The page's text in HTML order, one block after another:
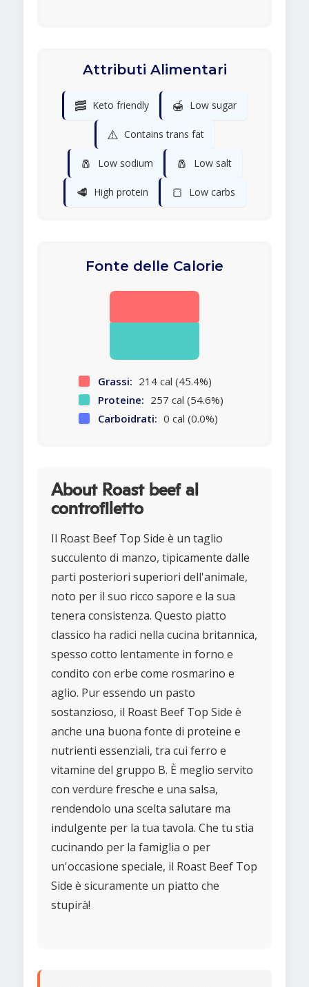
Attributi Alimentari
🥓 Keto friendly 🍯 Low sugar
⚠️ Contains trans fat
🧂 Low sodium 🧂 Low salt
🥩 High protein 🍞 Low carbs
Fonte delle Calorie
Grassi: 214 cal (45.4%)
Proteine: 257 cal (54.6%)
Carboidrati: 0 cal (0.0%)
About Roast beef al
controfiletto
Il Roast Beef Top Side è un taglio
succulento di manzo, tipicamente dalle
parti posteriori superiori dell'animale,
noto per il suo ricco sapore e la sua
tenera consistenza. Questo piatto
classico ha radici nella cucina britannica,
spesso cotto lentamente in forno e
condito con erbe come rosmarino e
aglio. Pur essendo un pasto
sostanzioso, il Roast Beef Top Side è
anche una buona fonte di proteine e
nutrienti essenziali, tra cui ferro e
vitamine del gruppo B. È meglio servito
con verdure fresche e una salsa,
rendendolo una scelta salutare ma
indulgente per la tua tavola. Che tu stia
cucinando per la famiglia o per
un'occasione speciale, il Roast Beef Top
Side è sicuramente un piatto che
stupirà!